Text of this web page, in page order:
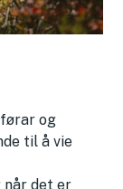
og
til å vie
når det er